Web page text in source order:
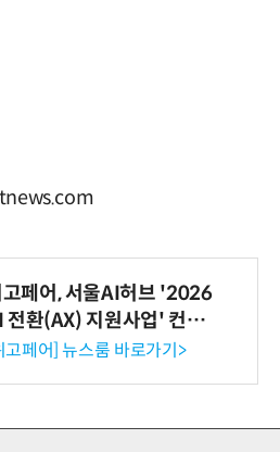
고페어, 서울AI허브 '2026
전환(AX) 지원사업' 컨소
선정
고페어] 뉴스룸 바로가기>